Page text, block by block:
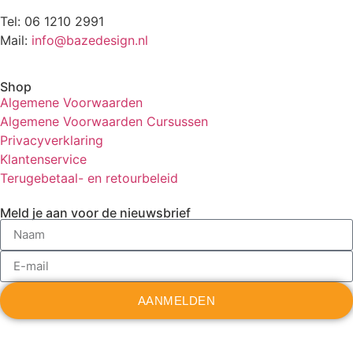
Tel: 06 1210 2991
Mail: info@bazedesign.nl
Shop
Algemene Voorwaarden
Algemene Voorwaarden Cursussen
Privacyverklaring
Klantenservice
Terugebetaal- en retourbeleid
Meld je aan voor de nieuwsbrief
AANMELDEN